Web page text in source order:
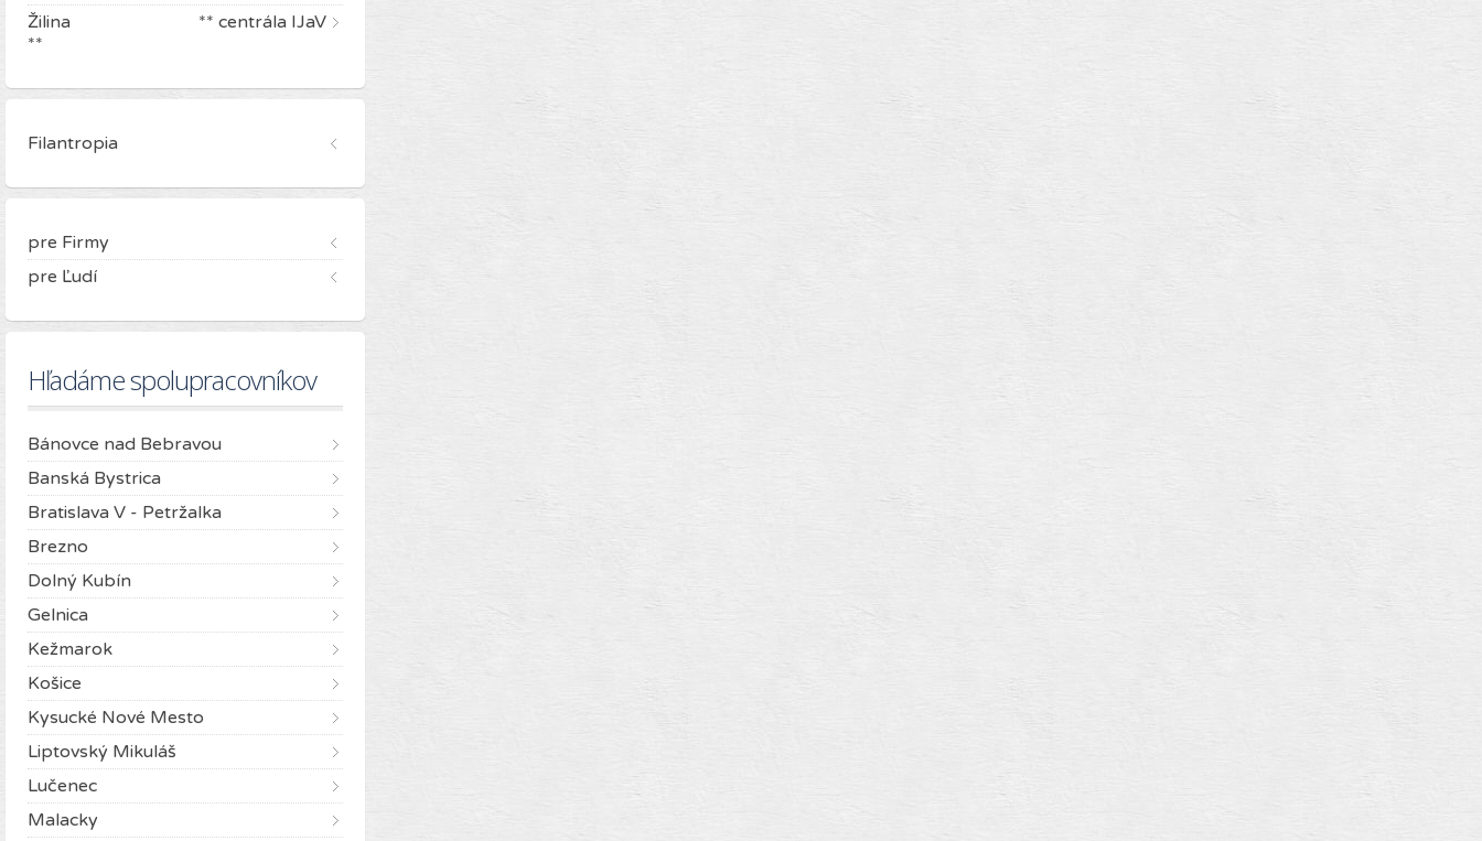
Žilina ** centrála IJaV
**
Filantropia
pre Firmy
pre Ľudí
Hľadáme spolupracovníkov
Bánovce nad Bebravou
Banská Bystrica
Bratislava V - Petržalka
Brezno
Dolný Kubín
Gelnica
Kežmarok
Košice
Kysucké Nové Mesto
Liptovský Mikuláš
Lučenec
Malacky